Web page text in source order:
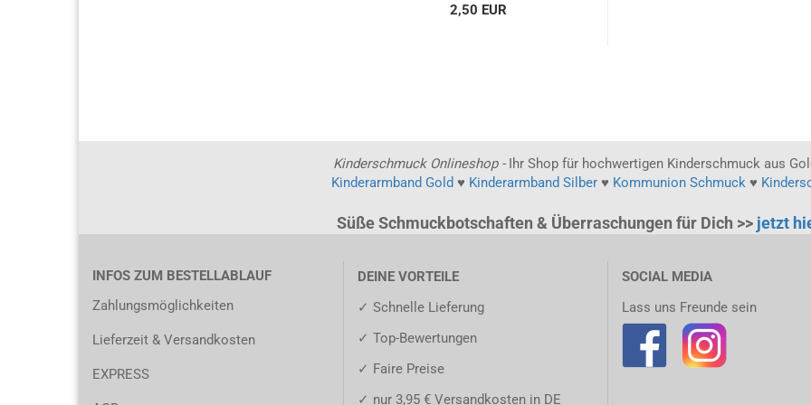
2,50 EUR
Kinderschmuck Onlineshop - Ihr Shop für hochwertigen Kinderschmuck aus
Kinderarmband Gold ♥ Kinderarmband Silber ♥ Kommunion Schmuck ♥
Süße Schmuckbotschaften & Überraschungen für Dich >> jetzt
INFOS ZUM BESTELLABLAUF
Zahlungsmöglichkeiten
Lieferzeit & Versandkosten
EXPRESS
DEINE VORTEILE
✓ Schnelle Lieferung
✓ Top-Bewertungen
✓ Faire Preise
✓ nur 3,95 € Versandkosten in DE
SOCIAL MEDIA
Lass uns Freunde sein